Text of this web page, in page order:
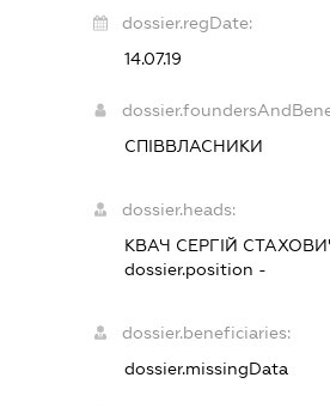
dossier.regDate:
14.07.19
СПІВВЛАСНИКИ
dossier.heads:
КВАЧ СЕРГІЙ
dossier.position -
dossier.beneficiaries:
dossier.missingData